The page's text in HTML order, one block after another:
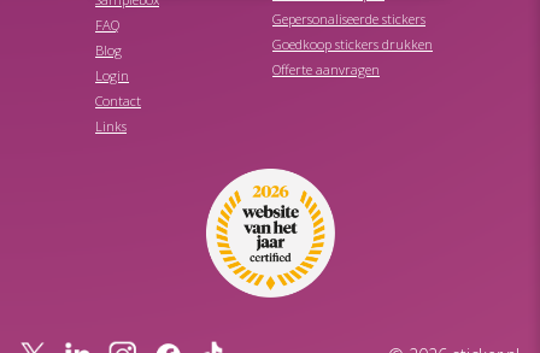
FAQ
Blog
Login
Contact
Links
Gepersonaliseerde stickers
Goedkoop stickers drukken
Offerte aanvragen